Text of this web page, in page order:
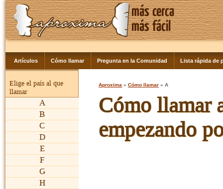
Artículos Cómo llamar Pregunta en la Comunidad Lista rápida de
Elige el país al que
llamar
A
B
C
D
E
F
G
H
Aproxima »Cómo llamar » A
Cómo llamar
empezando